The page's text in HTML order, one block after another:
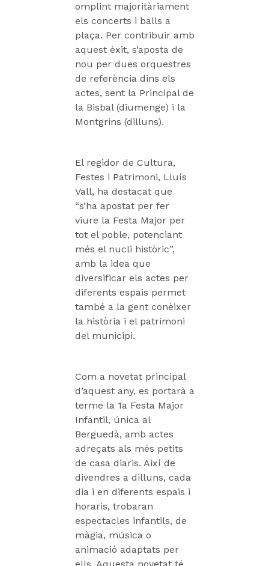
omplint majoritàriament
els concerts i balls a
plaça. Per contribuir amb
aquest èxit, s’aposta de
nou per dues orquestres
de referència dins els
actes, sent la Principal de
la Bisbal (diumenge) i la
Montgrins (dilluns).
El regidor de Cultura,
Festes i Patrimoni, Lluís
Vall, ha destacat que
“s’ha apostat per fer
viure la Festa Major per
tot el poble, potenciant
més el nucli històric”,
amb la idea que
diversificar els actes per
diferents espais permet
també a la gent conèixer
la història i el patrimoni
del municipi.
Com a novetat principal
d’aquest any, es portarà a
terme la 1a Festa Major
Infantil, única al
Berguedà, amb actes
adreçats als més petits
de casa diaris. Així de
divendres a dilluns, cada
dia i en diferents espais i
horaris, trobaran
espectacles infantils, de
màgia, música o
animació adaptats per